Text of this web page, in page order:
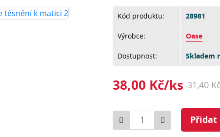
Kód produktu: 28981
Výrobce: Oase
Dostupnost: Skladem
38,00 Kč/ks 31,40
Počet Přidat